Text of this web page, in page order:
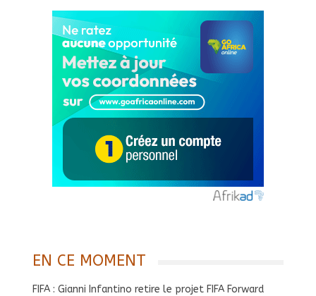
EN CE MOMENT
FIFA : Gianni Infantino retire le projet FIFA Forward